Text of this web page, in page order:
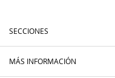
SECCIONES
MÁS INFORMACIÓN